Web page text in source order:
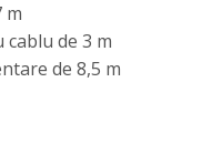
m
cablu de 3 m
de 8,5 m